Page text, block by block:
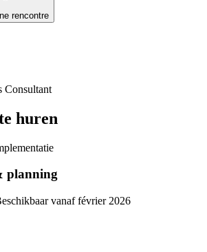
rencontre
Consultant
huren
planning
vanaf février 2026